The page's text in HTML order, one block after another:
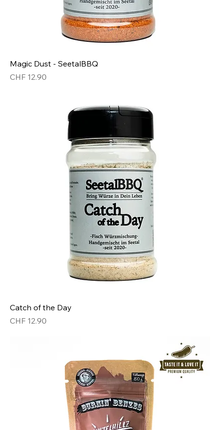
Magic Dust - SeetalBBQ
Preis
CHF 12.90
Catch of the Day
Preis
CHF 12.90